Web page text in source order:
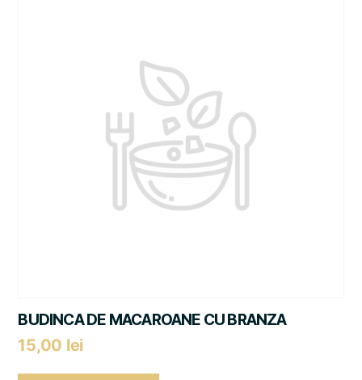
BUDINCA DE MACAROANE CU BRANZA
15,00 lei